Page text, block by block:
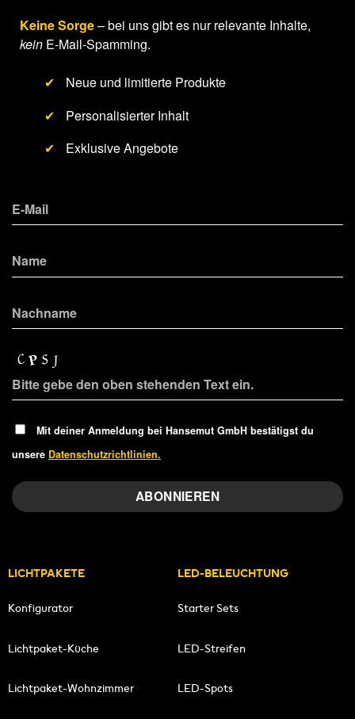
Keine Sorge– bei uns gibt es nur relevante Inhalte,
kein E-Mail-Spamming.
✔
Neue und limitierte Produkte
✔
Personalisierter Inhalt
✔
Exklusive Angebote
Mit deiner Anmeldung bei Hansemut GmbH bestätigst du
unsere Datenschutzrichtlinien.
LICHTPAKETE
Konfigurator
Lichtpaket-Küche
Lichtpaket-Wohnzimmer
LED-BELEUCHTUNG
Starter Sets
LED-Streifen
LED-Spots